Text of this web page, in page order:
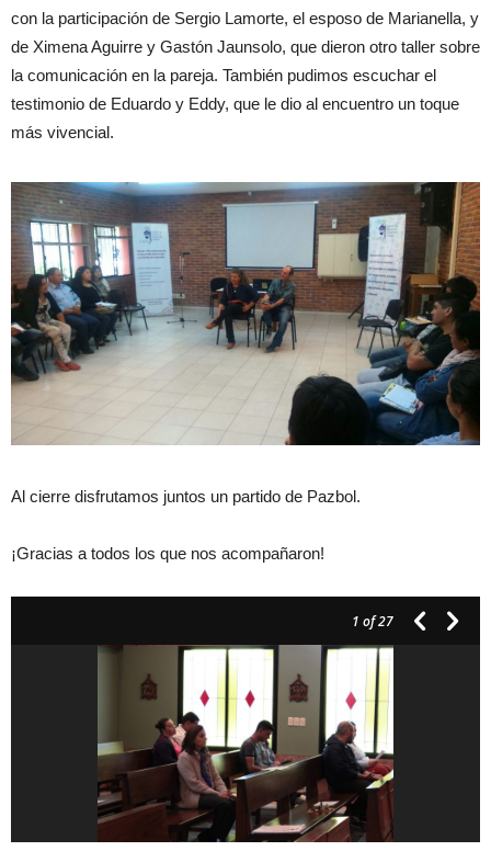
con la participación de Sergio Lamorte, el esposo de Marianella, y
de Ximena Aguirre y Gastón Jaunsolo, que dieron otro taller sobre
la comunicación en la pareja. También pudimos escuchar el
testimonio de Eduardo y Eddy, que le dio al encuentro un toque
más vivencial.
Al cierre disfrutamos juntos un partido de Pazbol.
¡Gracias a todos los que nos acompañaron!
1 of 27